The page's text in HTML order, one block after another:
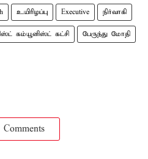
உயிரிழப்பு Executive நிர்வாகி
கம்யூனிஸ்ட் கட்சி பேருந்து மோதி
Comments